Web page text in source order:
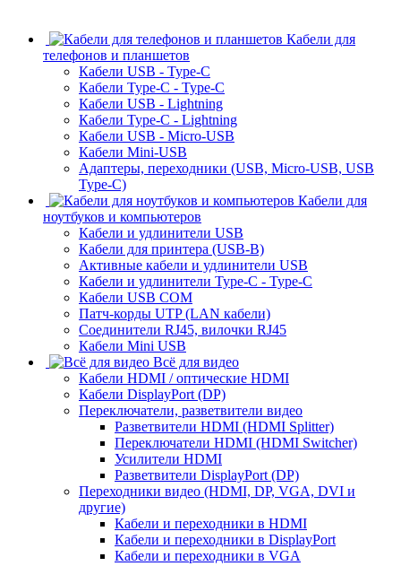
Кабели для
телефонов и планшетов
Кабели USB - Type-C
Кабели Type-C - Type-C
Кабели USB - Lightning
Кабели Type-C - Lightning
Кабели USB - Micro-USB
Кабели Mini-USB
Адаптеры, переходники (USB, Micro-USB, USB
Type-C)
Кабели для
ноутбуков и компьютеров
Кабели и удлинители USB
Кабели для принтера (USB-B)
Активные кабели и удлинители USB
Кабели и удлинители Type-C - Type-C
Кабели USB COM
Патч-корды UTP (LAN кабели)
Соединители RJ45, вилочки RJ45
Кабели Mini USB
Всё для видео
Кабели HDMI / оптические HDMI
Кабели DisplayPort (DP)
Переключатели, разветвители видео
Разветвители HDMI (HDMI Splitter)
Переключатели HDMI (HDMI Switcher)
Усилители HDMI
Разветвители DisplayPort (DP)
Переходники видео (HDMI, DP, VGA, DVI и
другие)
Кабели и переходники в HDMI
Кабели и переходники в DisplayPort
Кабели и переходники в VGA